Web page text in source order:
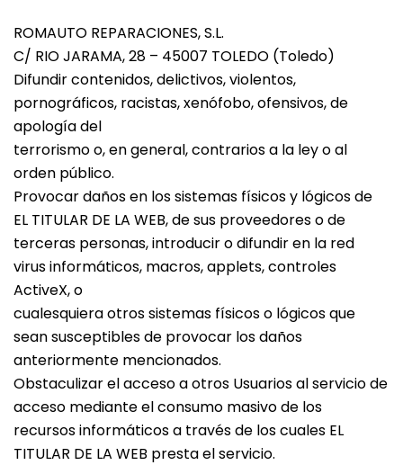
ROMAUTO REPARACIONES, S.L.
C/ RIO JARAMA, 28 – 45007 TOLEDO (Toledo)
Difundir contenidos, delictivos, violentos,
pornográficos, racistas, xenófobo, ofensivos, de
apología del
terrorismo o, en general, contrarios a la ley o al
orden público.
Provocar daños en los sistemas físicos y lógicos de
EL TITULAR DE LA WEB, de sus proveedores o de
terceras personas, introducir o difundir en la red
virus informáticos, macros, applets, controles
ActiveX, o
cualesquiera otros sistemas físicos o lógicos que
sean susceptibles de provocar los daños
anteriormente mencionados.
Obstaculizar el acceso a otros Usuarios al servicio de
acceso mediante el consumo masivo de los
recursos informáticos a través de los cuales EL
TITULAR DE LA WEB presta el servicio.